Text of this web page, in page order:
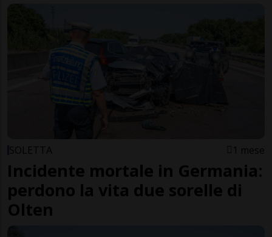
SOLETTA 1 mese
Incidente mortale in Germania:
perdono la vita due sorelle di
Olten